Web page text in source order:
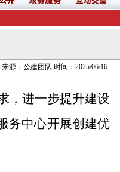
来源：公建团队 时间：2025/06/16
，进一步提升建设
务中心开展创建优